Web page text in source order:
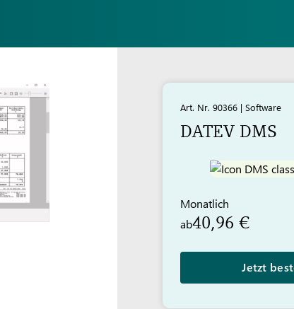
Art. Nr. 90366 | Software
DATEV DMS
ab40,96 €
Monatlich
Jetzt